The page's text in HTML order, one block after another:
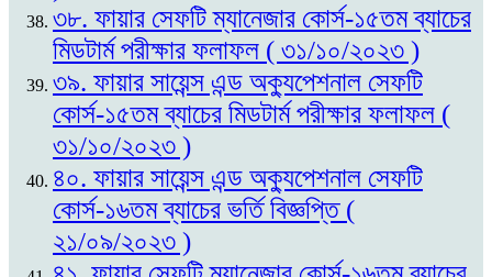
৩৮. ফায়ার সেফটি ম্যানেজার কোর্স-১৫তম ব্যাচের
মিডটার্ম পরীক্ষার ফলাফল ( ৩১/১০/২০২৩ )
৩৯. ফায়ার সায়েন্স এন্ড অক্যুপেশনাল সেফটি
কোর্স-১৫তম ব্যাচের মিডটার্ম পরীক্ষার ফলাফল (
৩১/১০/২০২৩ )
৪০. ফায়ার সায়েন্স এন্ড অক্যুপেশনাল সেফটি
কোর্স-১৬তম ব্যাচের ভর্তি বিজ্ঞপ্তি (
২১/০৯/২০২৩ )